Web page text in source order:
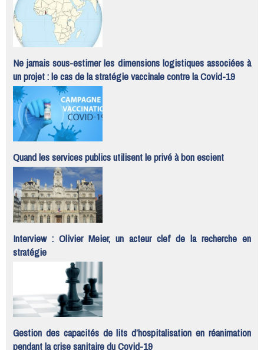
Ne jamais sous-estimer les dimensions logistiques associées à
un projet : le cas de la stratégie vaccinale contre la Covid-19
Quand les services publics utilisent le privé à bon escient
Interview : Olivier Meier, un acteur clef de la recherche en
stratégie
Gestion des capacités de lits d’hospitalisation en réanimation
pendant la crise sanitaire du Covid-19